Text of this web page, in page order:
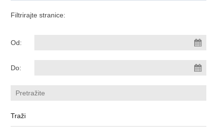
Filtrirajte stranice:
Od:
Do: